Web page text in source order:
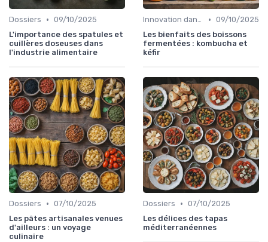
Dossiers • 09/10/2025
L'importance des spatules et
cuillères doseuses dans
l'industrie alimentaire
Innovation dans la food • 09/10/2025
Les bienfaits des boissons
fermentées : kombucha et
kéfir
Dossiers • 07/10/2025
Les pâtes artisanales venues
d'ailleurs : un voyage
culinaire
Dossiers • 07/10/2025
Les délices des tapas
méditerranéennes